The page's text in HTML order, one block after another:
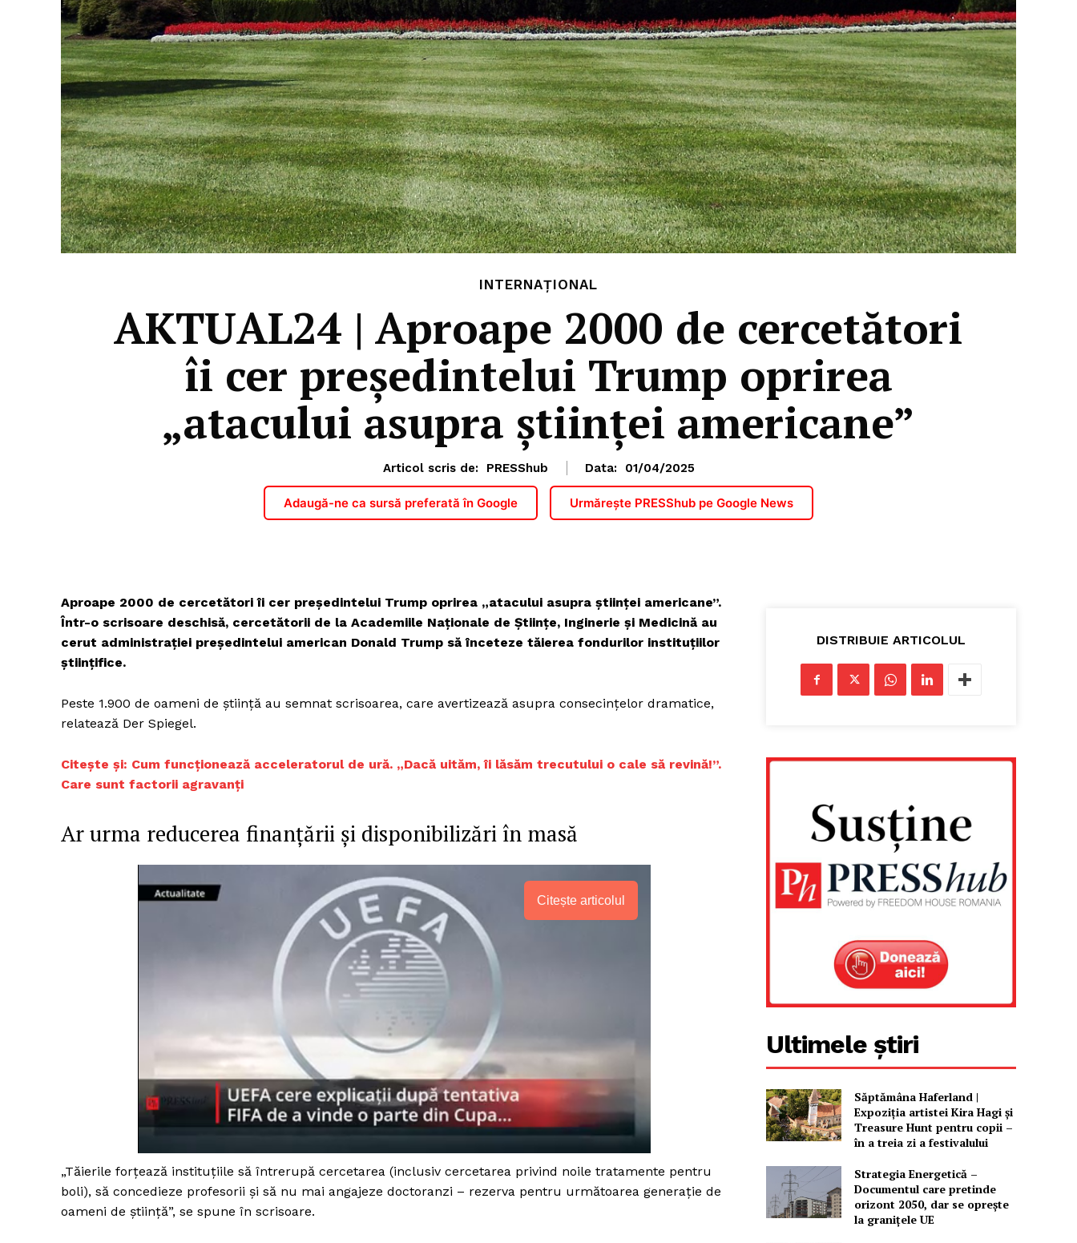
PRESShub
Proiecte editoriale
Rețea
INTERNAȚIONAL
AKTUAL24 | Aproape 2000 de cercetători
îi cer președintelui Trump oprirea
„atacului asupra științei americane”
Articol scris de: PRESShub Data: 01/04/2025
Adaugă-ne ca sursă preferată în Google Urmărește PRESShub pe Google News
Aproape 2000 de cercetători îi cer președintelui Trump oprirea „atacului asupra științei americane”.
Într-o scrisoare deschisă, cercetătorii de la Academiile Naționale de Științe, Inginerie și Medicină au
cerut administrației președintelui american Donald Trump să înceteze tăierea fondurilor instituțiilor
științifice.
Peste 1.900 de oameni de știință au semnat scrisoarea, care avertizează asupra consecințelor dramatice,
relatează Der Spiegel.
Citește și: Cum funcționează acceleratorul de ură. „Dacă uităm, îi lăsăm trecutului o cale să revină!”.
Care sunt factorii agravanți
Ar urma reducerea finanțării și disponibilizări în masă
Citește articolul
„Tăierile forțează instituțiile să întrerupă cercetarea (inclusiv cercetarea privind noile tratamente pentru
boli), să concedieze profesorii și să nu mai angajeze doctoranzi – rezerva pentru următoarea generație de
oameni de știință”, se spune în scrisoare.
DISTRIBUIE ARTICOLUL
Ultimele știri
Săptămâna Haferland |
Expoziţia artistei Kira Hagi şi
Treasure Hunt pentru copii –
în a treia zi a festivalului
Strategia Energetică –
Documentul care pretinde
orizont 2050, dar se oprește
la granițele UE